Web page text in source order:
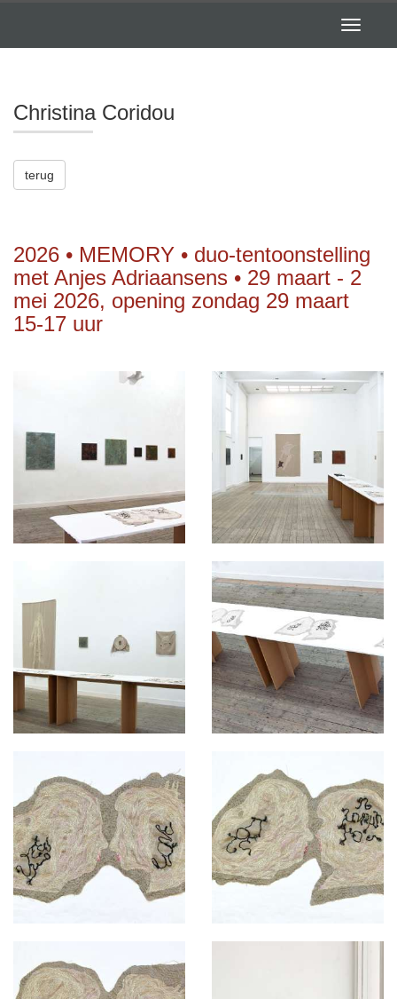
Toggle
Christina Coridou
terug
2026 • MEMORY • duo-tentoonstelling
met Anjes Adriaansens • 29 maart - 2
mei 2026, opening zondag 29 maart
15-17 uur